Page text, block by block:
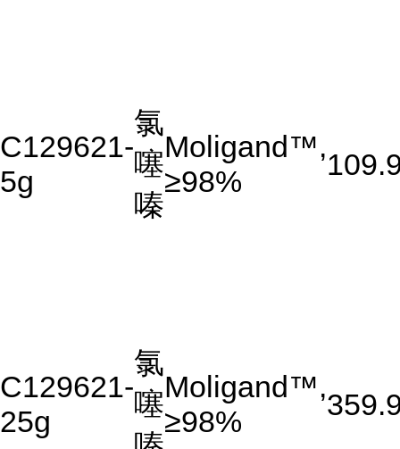
C129621-
5g
氯
噻
嗪
Moligand™,
≥98%
C129621-
25g
氯
噻Moligand™,
≥98%